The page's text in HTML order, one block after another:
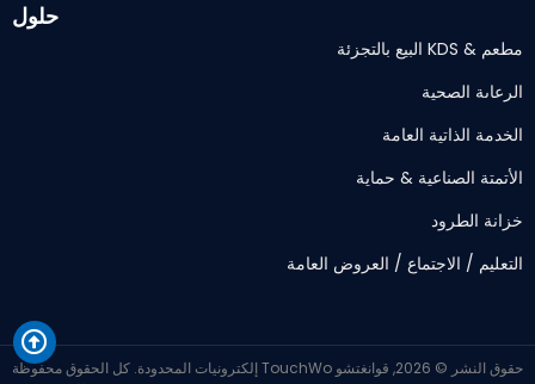
حلول
مطعم & KDS البيع بالتجزئة
الرعاىة الصحية
الخدمة الذاتية العامة
الأتمتة الصناعية & حماية
خزانة الطرود
التعليم / الاجتماع / العروض العامة
حقوق النشر © 2026, قوانغتشو TouchWo إلكترونيات المحدودة. كل الحقوق محفوظة